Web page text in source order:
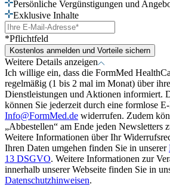
Persönliche Vergünstigungen und
Exklusive Inhalte
*Pflichtfeld
Kostenlos anmelden und Vorteile sichern
Weitere Details anzeigen
Ich willige ein, dass die FormMed
regelmäßig (1 bis 2 mal im Monat) über
Dienstleistungen und Aktionen informiert.
können Sie jederzeit durch eine formlose
Info@FormMed.de widerrufen. Zudem
„Abbestellen“ am Ende jeden Newsletters
Weitere Informationen über Ihr
Ihren Daten umgehen finden Sie in unserer
13 DSGVO. Weitere Informationen zur
innerhalb unserer Webseite finden Sie in
Datenschutzhinweisen.